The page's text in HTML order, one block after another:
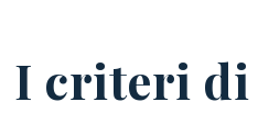
I criteri di